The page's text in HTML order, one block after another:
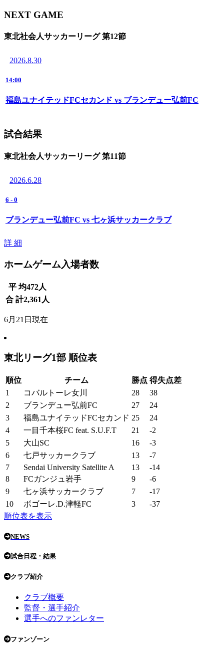
NEXT GAME
東北社会人サッカーリーグ 第12節
2026.8.30
14:00
福島ユナイテッドFCセカンド vs ブランデュー弘前FC
試合結果
東北社会人サッカーリーグ 第11節
2026.6.28
6 - 0
ブランデュー弘前FC vs 七ヶ浜サッカークラブ
詳 細
ホームゲーム入場者数
平 均472人
合 計2,361 人
6月21日現在
東北リーグ1部 順位表
順位 チーム 勝点 得失点差
1
コバルトーレ女川 28
38
2
ブランデュー弘前FC 27
24
3
福島ユナイテッドFCセカンド 25
24
4
一目千本桜FC feat. S.U.F.T 21
-2
5
大山SC 16
-3
6
七戸サッカークラブ 13
-7
7
Sendai University Satellite A 13
-14
8
FCガンジュ岩手 9
-6
9
七ヶ浜サッカークラブ 7
-17
10
ボゴーレ.D.津軽FC 3
-37
順位表を表示
NEWS
試合日程・結果
クラブ紹介
クラブ概要
監督・選手紹介
選手へのファンレター
ファンゾーン